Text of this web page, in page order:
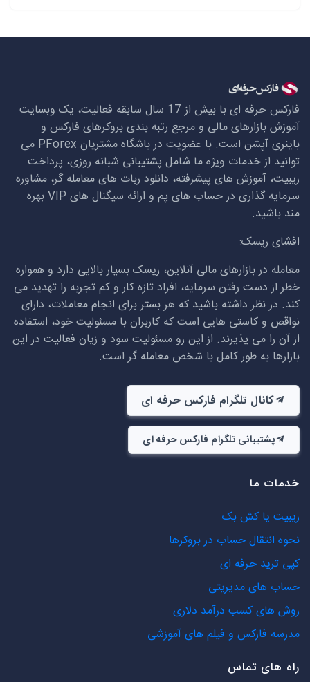
فارکس حرفه ای با بیش از 17 سال سابقه فعالیت، یک وبسایت
آموزش بازارهای مالی و مرجع رتبه بندی بروکرهای فارکس و
باینری آپشن است. با عضویت در باشگاه مشتریان PForex می
توانید از خدمات ویژه ما شامل پشتیبانی شبانه روزی، پرداخت
ریبیت، آموزش های پیشرفته، دانلود ربات های معامله گر، مشاوره
سرمایه گذاری در حساب های پم و ارائه سیگنال های VIPبهره
مند باشید.
افشای ریسک:
معامله در بازارهای مالی آنلاین، ریسک بسیار بالایی دارد و همواره
خطر از دست رفتن سرمایه، افراد تازه کار و کم تجربه را تهدید می
کند. در نظر داشته باشید که هر بستر برای انجام معاملات، دارای
نواقص و کاستی هایی است که کاربران با مسئولیت خود، استفاده
از آن را می پذیرند. از این رو مسئولیت سود و زیان فعالیت در این
بازارها به طور کامل با شخص معامله گر است.
کانال تلگرام فارکس حرفه ای
پشتیبانی تلگرام فارکس حرفه ای
خدمات ما
ریبیت یا کش بک
نحوه انتقال حساب در بروکرها
کپی ترید حرفه ای
حساب های مدیریتی
روش های کسب درآمد دلاری
مدرسه فارکس و فیلم های آموزشی
راه های تماس